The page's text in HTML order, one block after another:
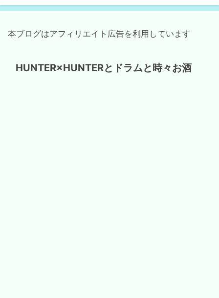
本ブログはアフィリエイト広告を利用しています
HUNTER×HUNTERとドラムと時々お酒